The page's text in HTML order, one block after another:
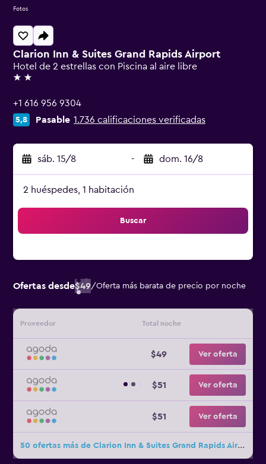
Clarion Inn & Suites Grand Rapids Airport
Hotel de 2 estrellas con Piscina al aire libre
2 estrellas
+1 616 956 9304
5,8 Pasable 1.736 calificaciones verificadas
sáb. 15/8 - dom. 16/8
2 huéspedes, 1 habitación
Buscar
Ofertas desde$49/Oferta más barata de precio por noche
Proveedor Total noche
$49 Ver oferta
$51 Ver oferta
$51 Ver oferta
50 ofertas más de Clarion Inn & Suites Grand Rapids Airport
Fotos